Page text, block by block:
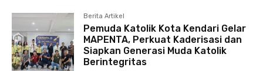
Berita Artikel
Pemuda Katolik Kota Kendari Gelar
MAPENTA, Perkuat Kaderisasi dan
Siapkan Generasi Muda Katolik
Berintegritas